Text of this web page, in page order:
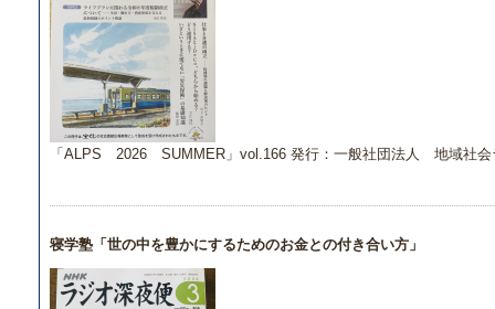
「ALPS 2026 SUMMER」vol.166 発行：一般社団法人 地域社会
寝学塾「世の中を豊かにするためのお金との付き合い方」